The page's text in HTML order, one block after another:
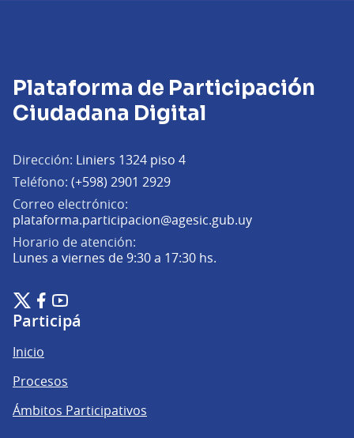
Plataforma de Participación
Ciudadana Digital
Dirección: Liniers 1324 piso 4
Teléfono: (+598) 2901 2929
Correo electrónico:
plataforma.participacion@agesic.gub.uy(Abrir en una
Horario de atención:
Lunes a viernes de 9:30 a 17:30 hs.
Plataforma de Participación Ciudadana Digital en X
(Enlace externo)
Plataforma de Participación Ciudadana Digital en Facebook
(Enlace externo)
Plataforma de Participación Ciudadana Digital en
(Enlace externo)
Participá
Inicio
Procesos
Ámbitos Participativos